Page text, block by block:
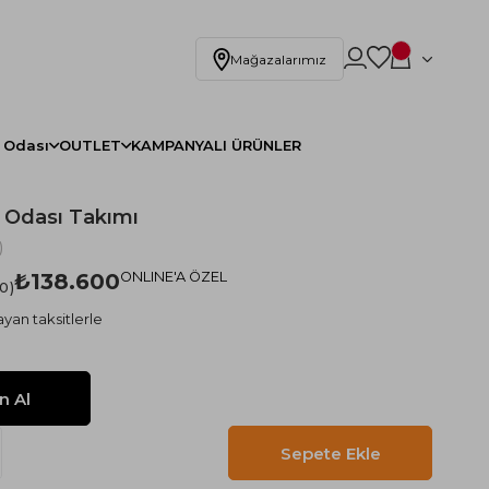
Mağazalarımız
OUTLET KAMPANYALI ÜRÜNLER
Takımı
₺138.600
taksitlerle
ONLINE'A ÖZEL